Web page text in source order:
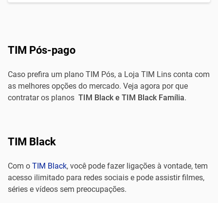
TIM Pós-pago
Caso prefira um plano TIM Pós, a Loja TIM Lins conta com
as melhores opções do mercado. Veja agora por que
contratar os planos TIM Black e TIM Black Família.
TIM Black
Com o TIM Black, você pode fazer ligações à vontade, tem
acesso ilimitado para redes sociais e pode assistir filmes,
séries e vídeos sem preocupações.